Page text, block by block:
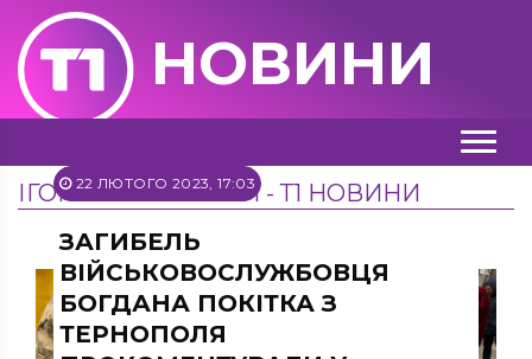
НОВИНИ
ІГОР ГУСЄВ АРХІВИ - Т1 НОВИНИ
22 ЛЮТОГО 2023, 17:03
ЗАГИБЕЛЬ
ВІЙСЬКОВОСЛУЖБОВЦЯ
БОГДАНА ПОКІТКА З
ТЕРНОПОЛЯ